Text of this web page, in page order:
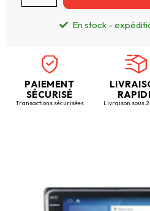
En stock -
PAIEMENT
SÉCURISÉ
Transactions sécurisées Livraison sous